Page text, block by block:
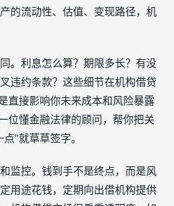
的流动性、估值、变现路径，机
。利息怎么算？期限多长？有没
违约条款？这些细节在机构借贷
直接影响你未来成本和风险暴露
位懂金融法律的顾问，帮你把关
”就草草签字。
监控。钱到手不是终点，而是风
用途花钱，定期向出借机构提供